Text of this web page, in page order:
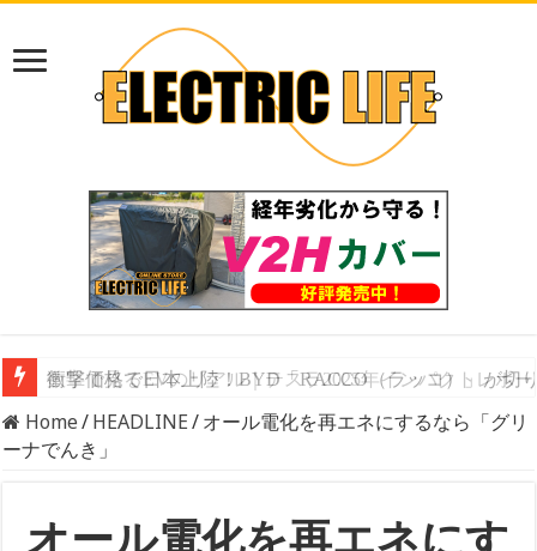
数字で見るEVのリアル｜テスラ2025年インパクトレポ
Home/HEADLINE/オール電化を再エネにするなら「グリ
ーナでんき」
オール電化を再エネにす